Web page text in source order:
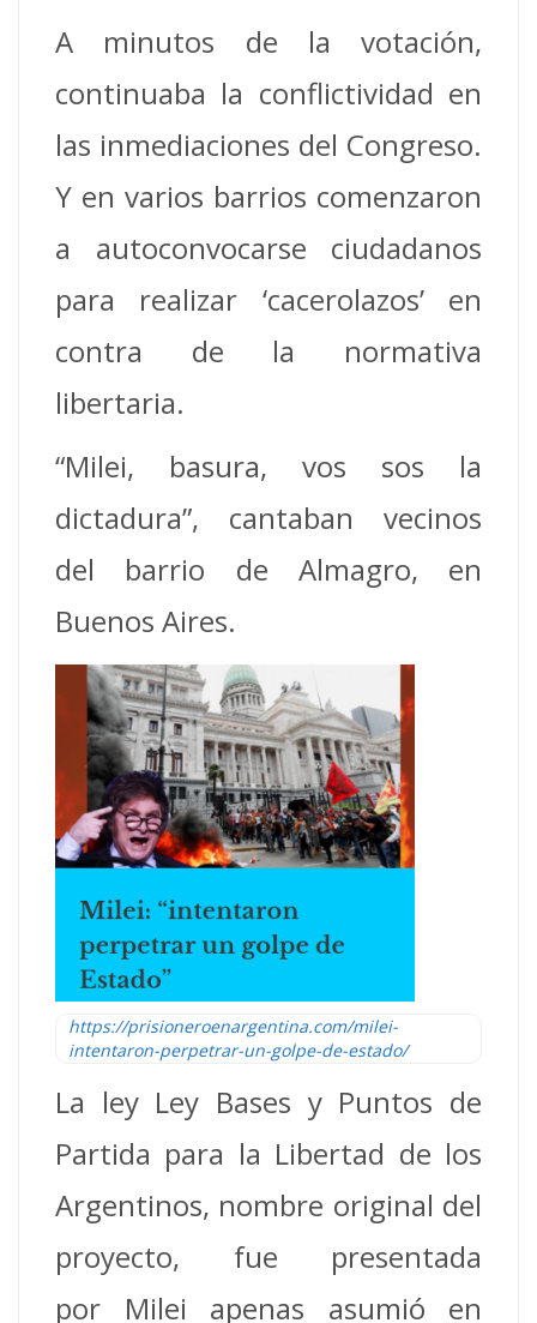
A minutos de la votación,
continuaba la conflictividad en
las inmediaciones del Congreso.
Y en varios barrios comenzaron
a autoconvocarse ciudadanos
para realizar ‘cacerolazos’ en
contra de la normativa
libertaria.
“Milei, basura, vos sos la
dictadura”, cantaban vecinos
del barrio de Almagro, en
Buenos Aires.
https://prisioneroenargentina.com/milei-
intentaron-perpetrar-un-golpe-de-estado/
La ley Ley Bases y Puntos de
Partida para la Libertad de los
Argentinos, nombre original del
proyecto, fue presentada
por Milei apenas asumió en